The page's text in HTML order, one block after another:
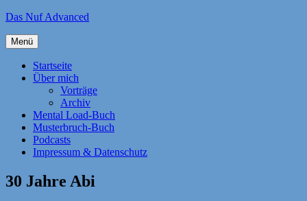
Zum
springen
Das Nuf Advanced
Menü
Startseite
Über mich
Vorträge
Archiv
Mental Load-Buch
Musterbruch-Buch
Podcasts
Impressum & Datenschutz
30 Jahre Abi